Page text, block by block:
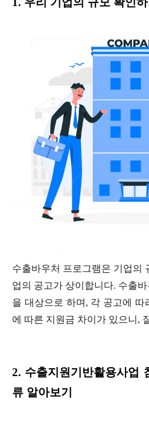
수출바우처 프로그램은 기업의
업의 공고가 상이합니다. 수출
을 대상으로 하며, 각 공고에
에 따른 지원금 차이가 있으니,
2. 수출지원기반활용사업
류 알아보기